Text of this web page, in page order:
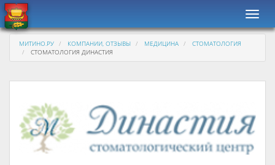
МИТИНО.РУ КОМПАНИИ, ОТЗЫВЫ МЕДИЦИНА
СТОМАТОЛОГИЯ
СТОМАТОЛОГИЯ ДИНАСТИЯ